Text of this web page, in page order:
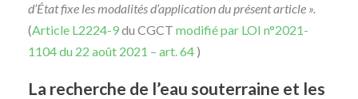
d’État fixe les modalités d’application du présent article ».
(Article L2224-9du CGCT modifié par LOI n°2021-
1104 du 22 août 2021 – art. 64 )
La recherche de l’eau souterraine et les